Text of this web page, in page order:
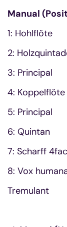
Manual
1:
2:
3:
4:
5:
6:
7:
8: Vox
Tremulant